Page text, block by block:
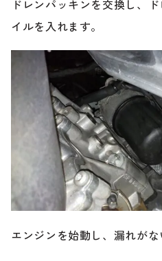
ドレンパッキンを交換し、
イルを入れます。
エンジンを始動し、漏れがな